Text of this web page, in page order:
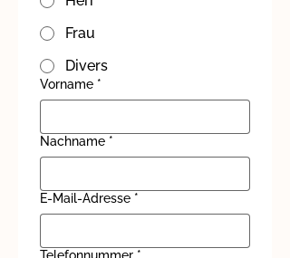
Frau
Divers
Vorname *
Nachname *
E-Mail-Adresse *